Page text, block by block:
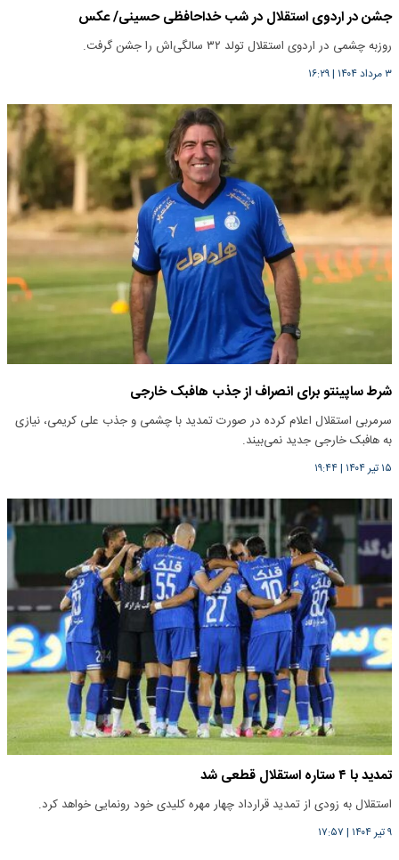
جشن در اردوی استقلال در شب خداحافظی حسینی/ عکس
روزبه چشمی در اردوی استقلال تولد ۳۲ سالگی‌اش را جشن گرفت.
۳ مرداد ۱۴۰۴ |۱۶:۲۹
شرط ساپینتو برای انصراف از جذب هافبک خارجی
سرمربی استقلال اعلام کرده در صورت تمدید با چشمی و جذب علی کریمی، نیازی
به هافبک خارجی جدید نمی‌بیند.
۱۵ تیر ۱۴۰۴ |۱۹:۴۴
تمدید با ۴ ستاره استقلال قطعی شد
استقلال به زودی از تمدید قرارداد چهار مهره کلیدی خود رونمایی خواهد کرد.
۹ تیر ۱۴۰۴ | ۱۷:۵۷